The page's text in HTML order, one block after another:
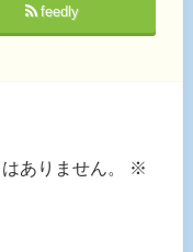
feedly
ありません。
※